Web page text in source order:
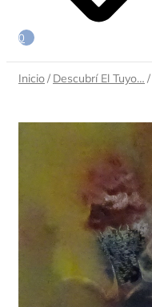
0
Inicio/ Descubrí El Tuyo… /